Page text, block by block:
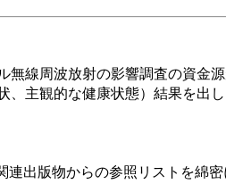
線周波放射の影響調査の資金
主観的な健康状態）結果を出
出版物からの参照リストを綿密